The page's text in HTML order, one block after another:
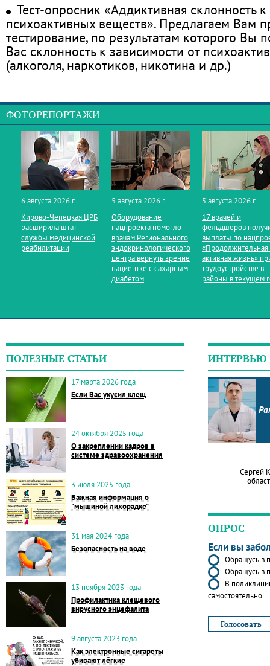
Тест-опросник «Аддиктивная склонность
психоактивных веществ». Предлагаем Вам
тестирование, по результатам которого Вы
Вас склонность к зависимости от
(алкоголя, наркотиков, никотина и др.)
ФОТОРЕПОРТАЖИ
6 августа 2026 г.
Кирово‑Чепецкая ЦРБ
расширила штат
службы медицинской
реабилитации
5 августа 2026 г.
Оборудование
нацпроекта помогло
врачам Регионального
эндокринологического
центра вернуть зрение
пациентке с сахарным
диабетом
5 августа 2026 г.
17 врачей и
фельдшеров
выплаты по
«Продолжительная
активная жизнь»
трудоустройстве в
районы в текущем
ПОЛЕЗНЫЕ СТАТЬИ
17 марта 2026 года
Если Вас укусил клещ
24 октября 2025 года
О закреплении кадров в
системе здравоохранения
3 июля 2025 года
Важная информация о
"мышиной лихорадке"
31 мая 2024 года
Безопасность на воде
13 ноября 2023 года
Профилактика клещевого
вирусного энцефалита
9 августа 2023 года
Как электронные сигареты
убивают лёгкие
ИНТЕРВЬЮ
Сергей
ОПРОС
Если вы
Обращусь в
Обращусь в
В
самостоятельно